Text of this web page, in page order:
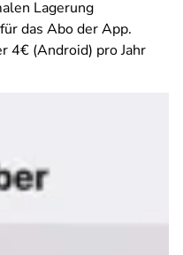
Lagerung
das Abo der App.
4€ (Android) pro Jahr